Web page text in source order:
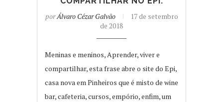
porÁlvaro Cézar Galvão
17 de setembro
de 2018
Meninas e meninos, Aprender, viver e
compartilhar, esta frase abre o site do Epi,
casa nova em Pinheiros que é misto de wine
bar, cafeteria, cursos, empório, enfim, um